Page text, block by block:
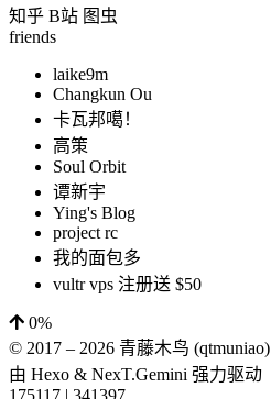
知乎 B站 图虫
friends
laike9m
Changkun Ou
卡瓦邦噶！
高策
Soul Orbit
谭新宇
Ying's Blog
project rc
我的面包多
vultr vps 注册送 $50
0%
© 2017 – 2026 青藤木鸟 (qtmuniao)
由 Hexo & NexT.Gemini 强力驱动
175117 | 341397